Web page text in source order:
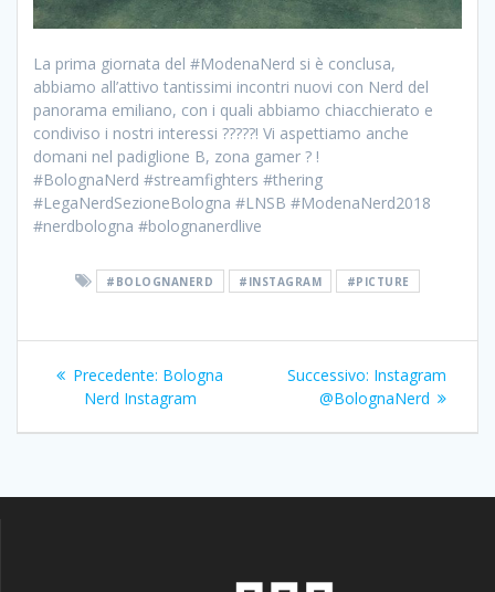
La prima giornata del #ModenaNerd si è conclusa,
abbiamo all’attivo tantissimi incontri nuovi con Nerd del
panorama emiliano, con i quali abbiamo chiacchierato e
condiviso i nostri interessi ???️??! Vi aspettiamo anche
domani nel padiglione B, zona gamer ? !
#BolognaNerd #streamfighters #thering
#LegaNerdSezioneBologna #LNSB #ModenaNerd2018
#nerdbologna #bolognanerdlive
#BOLOGNANERD #INSTAGRAM #PICTURE
Navigazione
articoli
Precedente: Articolo
precedente:
Bologna
Nerd Instagram
Successivo: Articolo
successivo:
Instagram
@BolognaNerd